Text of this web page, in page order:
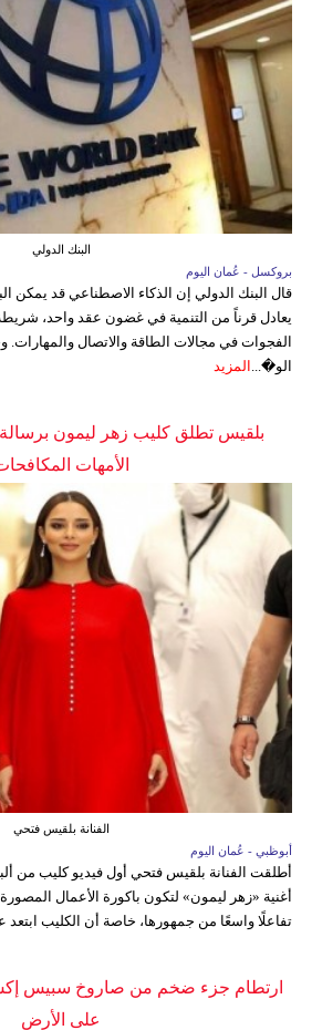
البنك الدولي
بروكسل - عُمان اليوم
قال البنك الدولي إن الذكاء الاصطناعي قد يمكن
يعادل قرناً من التنمية في غضون عقد واحد،
الفجوات في مجالات الطاقة والاتصال
الو�... المزيد
بلقيس تطلق كليب زهر ليمون برسالة
الأمهات
الفنانة بلقيس فتحي
أبوظبي - عُمان اليوم
أطلقت الفنانة بلقيس فتحي أول فيديو كليب من
أغنية «زهر ليمون» لتكون باكورة الأعمال
تفاعلًا واسعًا من جمهورها، خاصة أن الكليب ابتعد
ارتطام جزء ضخم من صاروخ سبيس
على الأرض